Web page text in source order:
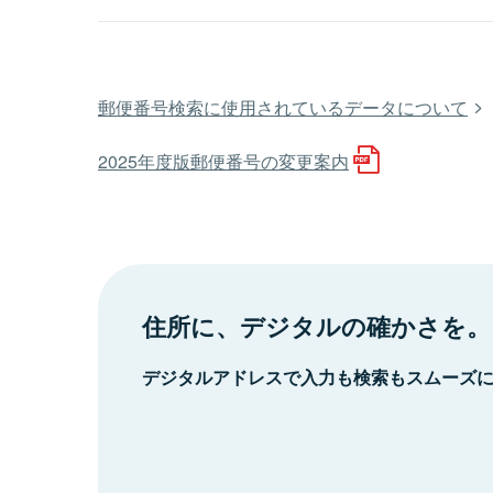
郵便番号検索に使用されているデータについて
2025年度版郵便番号の変更案内
住所に、デジタルの確かさを。
デジタルアドレスで入力も検索もスムーズ